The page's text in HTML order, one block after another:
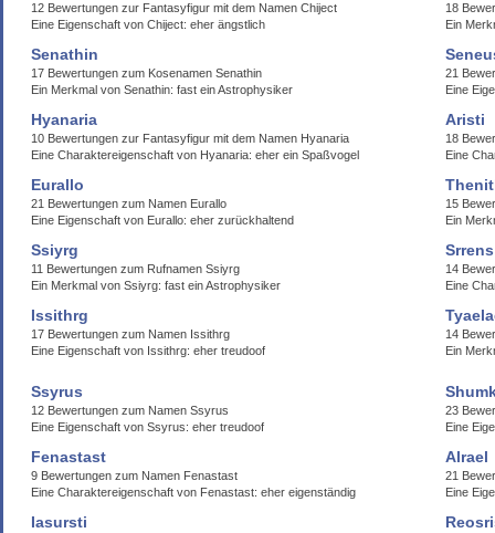
12 Bewertungen zur Fantasyfigur mit dem Namen Chiject
Eine Eigenschaft von Chiject: eher ängstlich
18
Ein
Senathin
17 Bewertungen zum Kosenamen Senathin
Ein Merkmal von Senathin: fast ein Astrophysiker
21
Eine
Hyanaria
10 Bewertungen zur Fantasyfigur mit dem Namen Hyanaria
Eine Charaktereigenschaft von Hyanaria: eher ein Spaßvogel
Aristi
18
Eine
Eurallo
21 Bewertungen zum Namen Eurallo
Eine Eigenschaft von Eurallo: eher zurückhaltend
15
Ein
Ssiyrg
11 Bewertungen zum Rufnamen Ssiyrg
Ein Merkmal von Ssiyrg: fast ein Astrophysiker
Srrens
14
Eine
Issithrg
17 Bewertungen zum Namen Issithrg
Eine Eigenschaft von Issithrg: eher treudoof
14
Ein
Ssyrus
12 Bewertungen zum Namen Ssyrus
Eine Eigenschaft von Ssyrus: eher treudoof
23
Eine
Fenastast
9 Bewertungen zum Namen Fenastast
Eine Charaktereigenschaft von Fenastast: eher eigenständig
Alrael
21
Eine
Iasursti